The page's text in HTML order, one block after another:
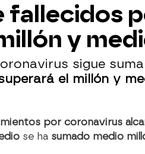
fallecidos
y
sigue
el millón y
por coronavirus
se ha sumado medio